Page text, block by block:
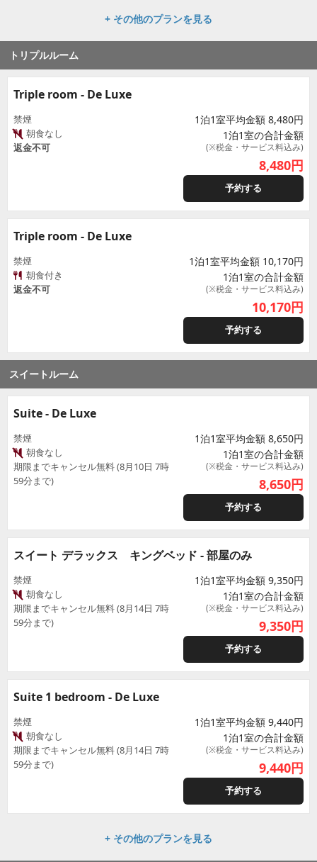
+ その他のプランを見る
トリプルルーム
Triple room - De Luxe
禁煙
朝食なし
返金不可
1泊1室平均金額 8,480円
1泊1室の合計金額
(※税金・サービス料込み)
8,480円
予約する
Triple room - De Luxe
禁煙
朝食付き
返金不可
1泊1室平均金額 10,170円
1泊1室の合計金額
(※税金・サービス料込み)
10,170円
予約する
スイートルーム
Suite - De Luxe
禁煙
朝食なし
期限までキャンセル無料 (8月10日 7時
59分まで)
1泊1室平均金額 8,650円
1泊1室の合計金額
(※税金・サービス料込み)
8,650円
予約する
スイート デラックス キングベッド - 部屋のみ
禁煙
朝食なし
期限までキャンセル無料 (8月14日 7時
59分まで)
1泊1室平均金額 9,350円
1泊1室の合計金額
(※税金・サービス料込み)
9,350円
予約する
Suite 1 bedroom - De Luxe
禁煙
朝食なし
期限までキャンセル無料 (8月14日 7時
59分まで)
1泊1室平均金額 9,440円
1泊1室の合計金額
(※税金・サービス料込み)
9,440円
予約する
+ その他のプランを見る